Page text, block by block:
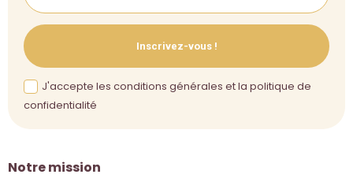
Notre mission
Inscrivez-vous !
J'accepte les conditions générales et la politique de
confidentialité